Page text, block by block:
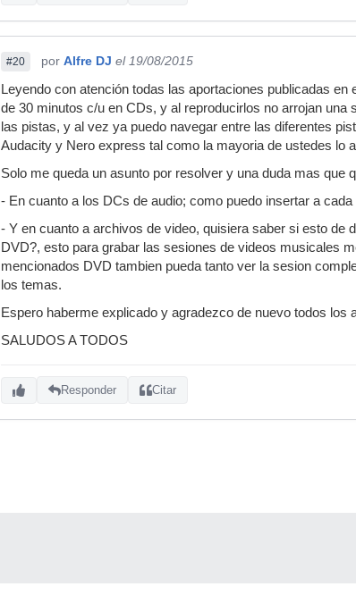
#20 por Alfre DJ el 19/08/2015
Leyendo con atención todas las aportaciones publicadas
de 30 minutos c/u en CDs, y al reproducirlos no arrojan
las pistas, y al vez ya puedo navegar entre las diferentes
Audacity y Nero express tal como la mayoria de ustedes lo
Solo me queda un asunto por resolver y una duda mas que
- En cuanto a los DCs de audio; como puedo insertar a
- Y en cuanto a archivos de video, quisiera saber si esto de
DVD?, esto para grabar las sesiones de videos musicales
mencionados DVD tambien pueda tanto ver la sesion
los temas.
Espero haberme explicado y agradezco de nuevo todos los
SALUDOS A TODOS
Responder Citar